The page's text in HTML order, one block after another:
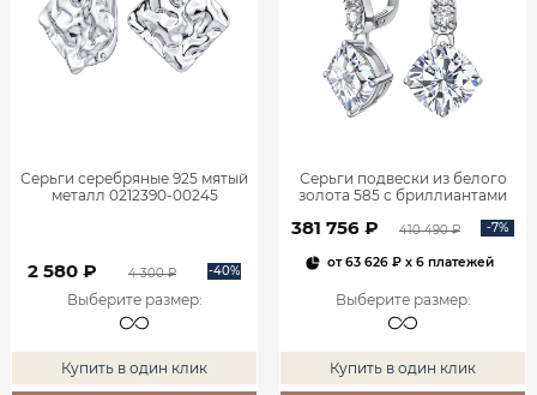
Серьги серебряные 925 мятый
металл 0212390-00245
2 580 ₽ 4 300 ₽ -40%
Выберите размер:
Купить в один клик
Серьги подвески из белого
золота 585 с бриллиантами
381 756 ₽ 410 490 ₽ -7%
от63 626 ₽x 6 платежей
Выберите размер:
Купить в один клик